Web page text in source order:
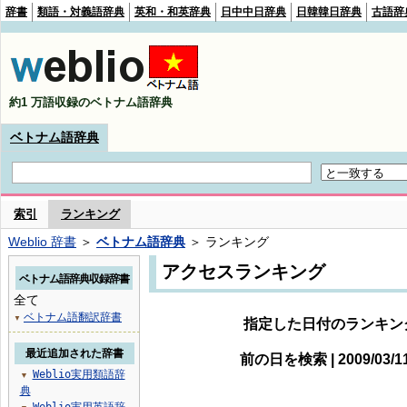
辞書 類語・対義語辞典 英和・和英辞典 日中中日辞典 日韓韓日辞典 古語辞
約1 万語収録のベトナム語辞典
ベトナム語辞典
索引 ランキング
Weblio 辞書 ＞ ベトナム語辞典 ＞ ランキング
アクセスランキング
指定した日付のランキ
前の日を検索 | 2009/03/
ベトナム語辞典収録辞書
全て
▼ ベトナム語翻訳辞書
最近追加された辞書
▼
Weblio実用類語辞
典